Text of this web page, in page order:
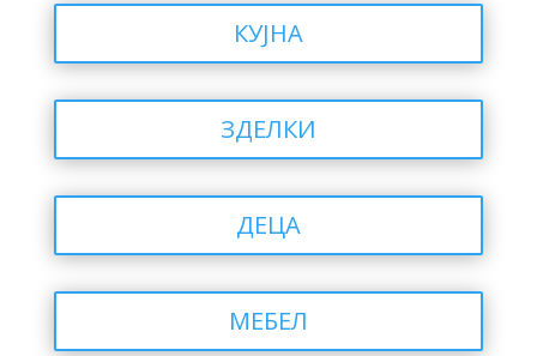
КУЈНА
ЗДЕЛКИ
ДЕЦА
МЕБЕЛ